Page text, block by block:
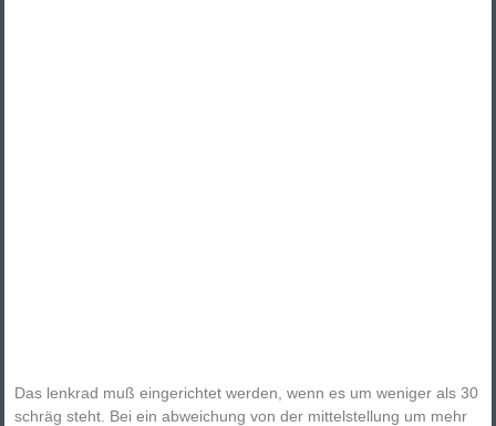
Das lenkrad muß eingerichtet werden, wenn es um weniger als 30
schräg steht. Bei ein abweichung von der mittelstellung um mehr